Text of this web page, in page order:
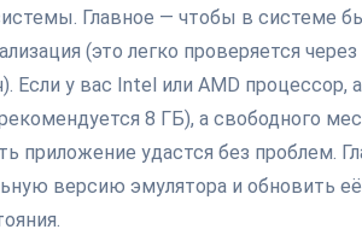
Главное — чтобы в системе
(это легко проверяется через
Если у вас Intel или AMD процессор,
8 ГБ), а свободного
приложение удастся без проблем.
версию эмулятора и обновить